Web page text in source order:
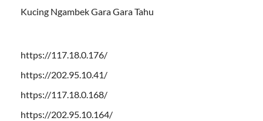
Kucing Ngambek Gara Gara Tahu
https://117.18.0.176/
https://202.95.10.41/
https://117.18.0.168/
https://202.95.10.164/